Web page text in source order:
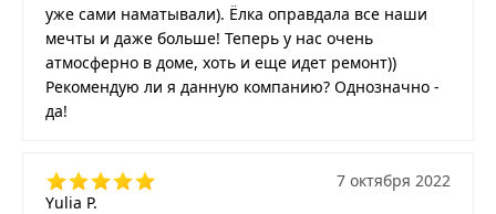
уже сами наматывали). Ёлка оправдала все наши
мечты и даже больше! Теперь у нас очень
атмосферно в доме, хоть и еще идет ремонт))
Рекомендую ли я данную компанию? Однозначно -
да!
Yulia P.
7 октября 2022